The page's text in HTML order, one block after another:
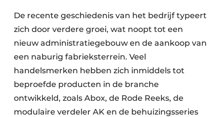
De recente geschiedenis van het bedrijf typeert
zich door verdere groei, wat noopt tot een
nieuw administratiegebouw en de aankoop van
een naburig fabrieksterrein. Veel
handelsmerken hebben zich inmiddels tot
beproefde producten in de branche
ontwikkeld, zoals Abox, de Rode Reeks, de
modulaire verdeler AK en de behuizingsseries